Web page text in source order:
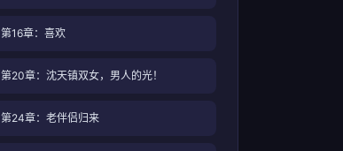
第16章：喜欢
第20章：沈天镇双女，男人的光！
第24章：老伴侣归来